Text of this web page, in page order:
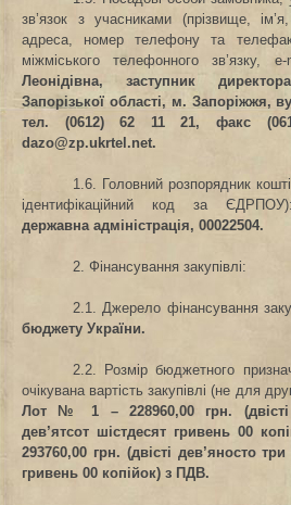
зв’язок з учасниками (прізвище,
адреса, номер телефону та
міжміського телефонного зв’язку,
Леонідівна, заступник
Запорізької області, м. Запоріжжя,
тел. (0612) 62 11 21, факс
dazo@zp.ukrtel.net.
1.6. Головний розпорядник
ідентифікаційний код за ЄДРПОУ)
державна адміністрація, 00022504.
2. Фінансування закупівлі:
2.1. Джерело фінансування
бюджету України.
2.2. Розмір бюджетного
очікувана вартість закупівлі (не для
Лот № 1 – 228960,00 грн. (двісті
дев’ятсот шістдесят гривень 00
293760,00 грн. (двісті дев’яносто
гривень 00 копійок) з ПДВ.